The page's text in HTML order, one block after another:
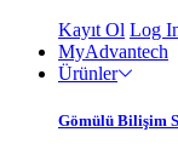
Kayıt Ol Log
MyAdvantech
Ürünler
Gömülü Bilişim